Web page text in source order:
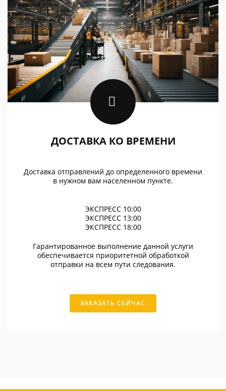
ДОСТАВКА КО ВРЕМЕНИ
Доставка отправлений до определенного времени
в нужном вам населенном пункте.
ЭКСПРЕСС 10:00
ЭКСПРЕСС 13:00
ЭКСПРЕСС 18:00
Гарантированное выполнение данной услуги
обеспечивается приоритетной обработкой
отправки на всем пути следования.
ЗАКАЗАТЬ СЕЙЧАС